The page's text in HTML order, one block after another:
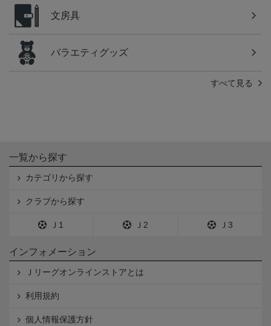
文房具
バラエティグッズ
すべて見る
一覧から探す
カテゴリから探す
クラブから探す
Ｊ1 Ｊ2 Ｊ3
インフォメーション
Ｊリーグオンラインストアとは
利用規約
個人情報保護方針